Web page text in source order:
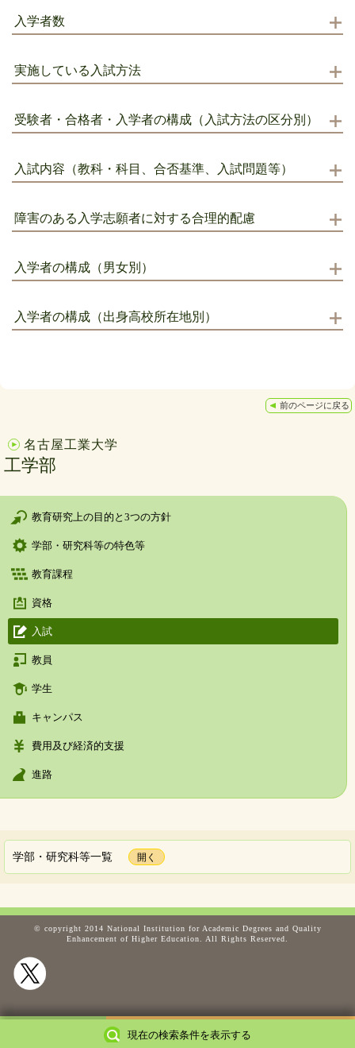
入学者数
実施している入試方法
受験者・合格者・入学者の構成（入試方法の区分別）
入試内容（教科・科目、合否基準、入試問題等）
障害のある入学志願者に対する合理的配慮
入学者の構成（男女別）
入学者の構成（出身高校所在地別）
前のページに戻る
名古屋工業大学
工学部
教育研究上の目的と3つの方針
学部・研究科等の特色等
教育課程
資格
入試
教員
学生
キャンパス
費用及び経済的支援
進路
学部・研究科等一覧
選択条件で再検索する
現在の検索条件を表示する
© copyright 2014 National Institution for Academic Degrees and Quality
Enhancement of Higher Education. All Rights Reserved.